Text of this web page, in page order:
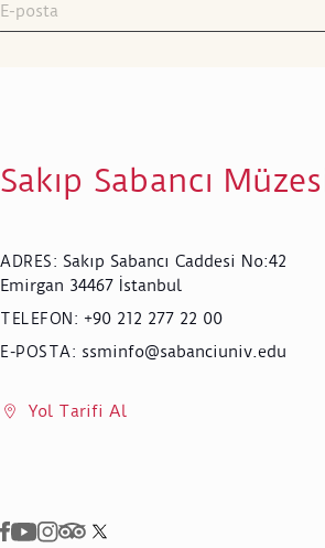
Sakıp Sabancı
ADRES: Sakıp Sabancı Caddesi No:42
Emirgan 34467 İstanbul
TELEFON : +90 212 277 22 00
E-POSTA: ssminfo@sabanciuniv.edu
Yol Tarifi Al